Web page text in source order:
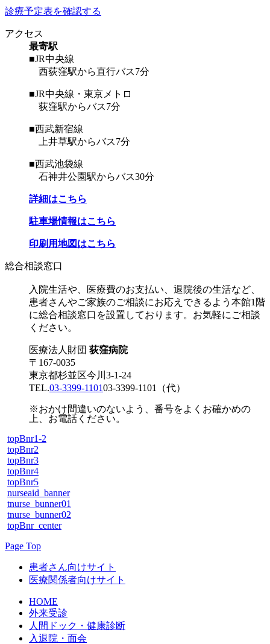
診療予定表を確認する
アクセス
最寄駅
■JR中央線
西荻窪駅から直行バス7分
■JR中央線・東京メトロ
荻窪駅からバス7分
■西武新宿線
上井草駅からバス7分
■西武池袋線
石神井公園駅からバス30分
詳細はこちら
駐車場情報はこちら
印刷用地図はこちら
総合相談窓口
入院生活や、医療費のお支払い、退院後の生活など、
患者さんやご家族のご相談にお応えできるよう本館1階
に総合相談窓口を設置しております。お気軽にご相談
ください。
医療法人財団 荻窪病院
〒167-0035
東京都杉並区今川3-1-24
TEL.03-3399-110103-3399-1101 （代）
※おかけ間違いのないよう、番号をよくお確かめの
上、お電話ください。
topBnr1-2
topBnr2
topBnr3
topBnr4
topBnr5
nurseaid_banner
tnurse_bunner01
tnurse_bunner02
topBnr_center
Page Top
患者さん向けサイト
医療関係者向けサイト
HOME
外来受診
人間ドック・健康診断
入退院・面会